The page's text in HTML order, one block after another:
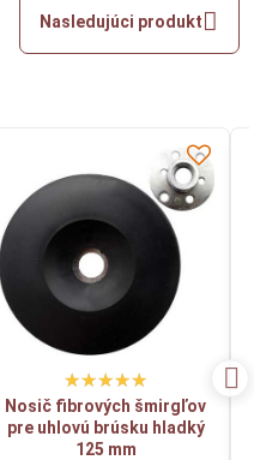
Nasledujúci produkt
Nosič fibrových šmirgľov
pre uhlovú brúsku hladký
125 mm